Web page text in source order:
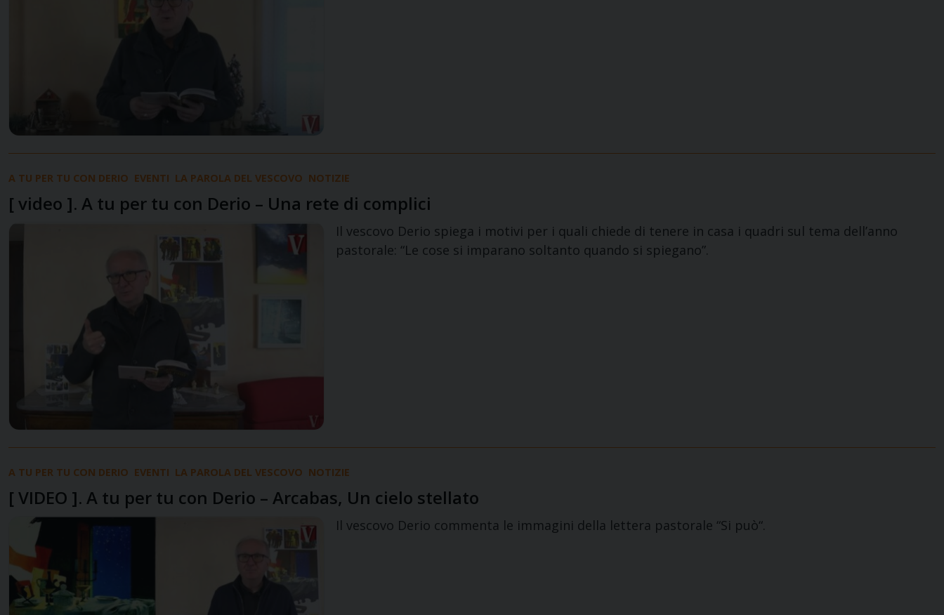
A TU PER TU CON DERIO EVENTI LA PAROLA DEL VESCOVO NOTIZIE
[ video ]. A tu per tu con Derio – Una rete di complici
Il vescovo Derio spiega i motivi per i quali chiede di tenere in casa i quadri sul tema dell’anno
pastorale: “Le cose si imparano soltanto quando si spiegano”.
A TU PER TU CON DERIO EVENTI LA PAROLA DEL VESCOVO NOTIZIE
[ VIDEO ]. A tu per tu con Derio – Arcabas, Un cielo stellato
Il vescovo Derio commenta le immagini della lettera pastorale “Si può“.